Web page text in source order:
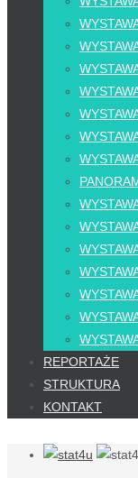
REPORTAŻE
STRUKTURA
KONTAKT